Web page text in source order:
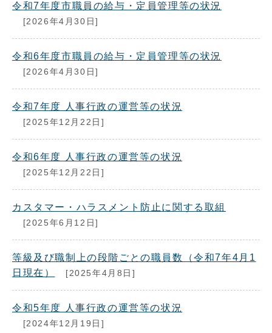
令和7年度市職員の給与・定員管理等の状況
[2026年4月30日]
令和6年度市職員の給与・定員管理等の状況
[2026年4月30日]
令和7年度 人事行政の運営等の状況
[2025年12月22日]
令和6年度 人事行政の運営等の状況
[2025年12月22日]
カスタマー・ハラスメント防止に関する取組
[2025年6月12日]
等級及び職制上の段階ごとの職員数（令和7年4月1
日現在）
[2025年4月8日]
令和5年度 人事行政の運営等の状況
[2024年12月19日]